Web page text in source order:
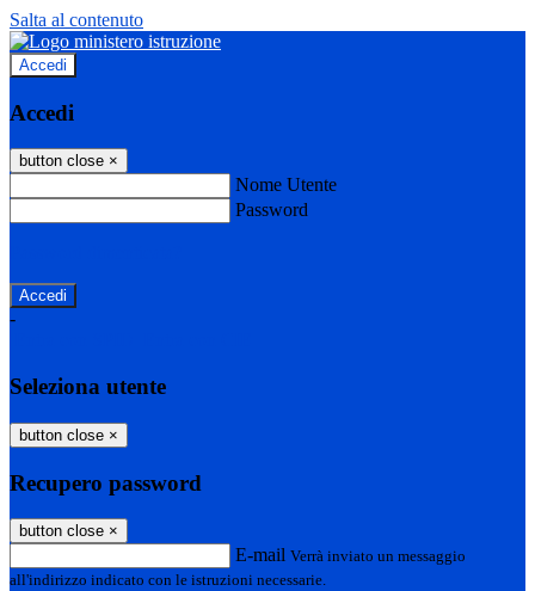
Salta al contenuto
Accedi
Accedi
button close ×
Nome Utente
Password
-
Seleziona utente
button close ×
Recupero password
button close ×
E-mail Verrà inviato un messaggio
all'indirizzo indicato con le istruzioni necessarie.